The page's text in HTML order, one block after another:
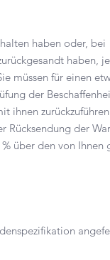
haben oder, bei
haben,
müssen für einen
der
ihnen
der
über den von Ihnen